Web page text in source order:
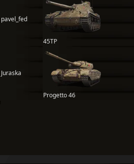
pavel_fed
45TP
Juraska
Progetto 46